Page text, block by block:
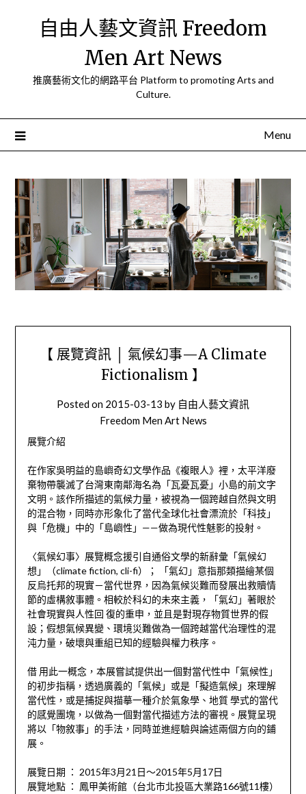
自由人藝文資訊 Freedom
Men Art News
推廣藝術文化的網路平台 Platform to promoting Arts and
Culture.
Menu
【 展覽資訊 │ 氣候幻事—A Climate
Fictionalism 】
Posted on 2015-03-13 by 自由人藝文資訊
Freedom Men Art News
展覽介紹
在作家吳明益的島嶼奇幻文學作品《複眼人》裡，太平洋廢
棄物帶襲滅了台灣東南鄰海名為「瓦憂瓦憂」小島的前文字
文明。該作所描述的氣候力量，被視為一個跨越自然與文明
的混合物，同時亦形象化了當代全球化社會漂流於「科技」
與「危機」中的「島嶼性」 ——做為現代性魅影的投射。
〈氣候幻事〉展覽概念援引自通俗文學的新辭彙「氣候幻
想」（climate fiction, cli-fi）； 「氣幻」意指那類描繪某個
反烏托邦的現實－當代世界，因為氣候災難而發展出救贖情
節的虛構敘事體。相較於科幻的未來主義，「氣幻」著眼於
社會現實與人性回 復的重申，並且是對現存物質世界的假
設；假想氣候異變、環境災難做為一個跨越當代治理性的混
沌力量，破壞與重組已知的經驗與權力秩序。
借 用此一概念，本展嘗試提供出一個對當代性中「氣候性」
的初步指稱，透過廣義的「氣候」或是「擬造氣候」來理解
當代性，或是捕捉與描摹一種介於氣象學、地質 學式的當代
的感覺團塊，以做為一個對當代描述方法的審視。展覽呈現
將以「物敘事」的手法，同時並進經驗與論述兩個方向的鋪
展。
展覽日期 ： 2015年3月21日～2015年5月17日
展覽地點 ： 鳳甲美術館（台北市北投區大業路166號11樓）